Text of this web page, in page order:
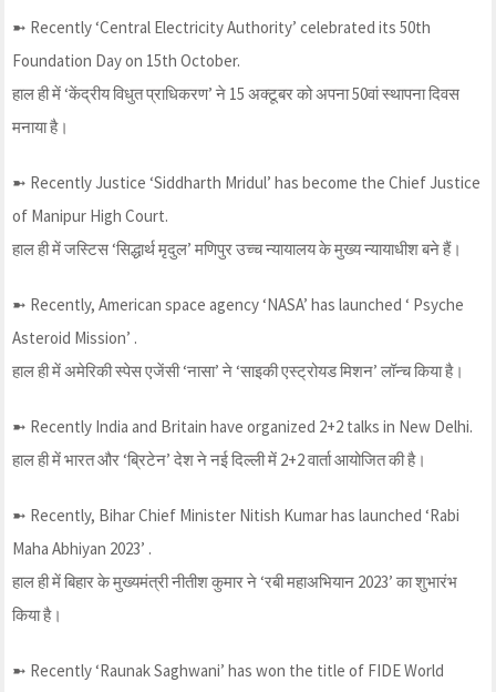
➼ Recently ‘Central Electricity Authority’ celebrated its 50th
Foundation Day on 15th October.
हाल ही में ‘केंद्रीय विधुत प्राधिकरण’ ने 15 अक्टूबर को अपना 50वां स्थापना दिवस
मनाया है।
➼ Recently Justice ‘Siddharth Mridul’ has become the Chief Justice
of Manipur High Court.
हाल ही में जस्टिस ‘सिद्धार्थ मृदुल’ मणिपुर उच्च न्यायालय के मुख्य न्यायाधीश बने हैं।
➼ Recently, American space agency ‘NASA’ has launched ‘ Psyche
Asteroid Mission’ .
हाल ही में अमेरिकी स्पेस एजेंसी ‘नासा’ ने ‘साइकी एस्ट्रोयड मिशन’ लॉन्च किया है।
➼ Recently India and Britain have organized 2+2 talks in New Delhi.
हाल ही में भारत और ‘ब्रिटेन’ देश ने नई दिल्ली में 2+2 वार्ता आयोजित की है।
➼ Recently, Bihar Chief Minister Nitish Kumar has launched ‘Rabi
Maha Abhiyan 2023’ .
हाल ही में बिहार के मुख्यमंत्री नीतीश कुमार ने ‘रबी महाअभियान 2023’ का शुभारंभ
किया है।
➼ Recently ‘Raunak Saghwani’ has won the title of FIDE World